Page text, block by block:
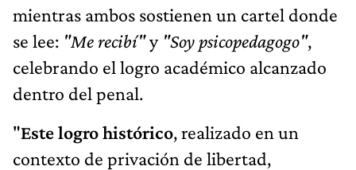
mientras ambos sostienen un cartel donde
se lee: "Me recibí"y "Soy psicopedagogo",
celebrando el logro académico alcanzado
dentro del penal.
"Este logro histórico, realizado en un
contexto de privación de libertad,